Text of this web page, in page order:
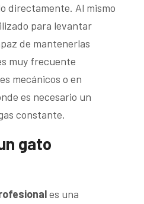
directamente. Al mismo
para levantar
de mantenerlas
muy frecuente
mecánicos o en
es necesario un
constante.
gato
es una